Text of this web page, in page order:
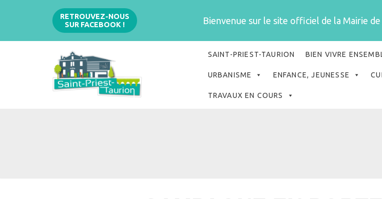
contenu
RETROUVEZ-NOUS
SUR FACEBOOK !
Bienvenue sur le site officiel de la Mairie
SAINT-PRIEST-TAURION BIEN VIVRE
URBANISME ENFANCE, JEUNESSE
TRAVAUX EN COURS